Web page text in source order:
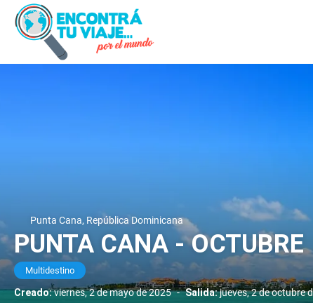
Punta Cana, República Dominicana
PUNTA CANA - OCTUBRE
Multidestino
Creado:viernes, 2 de mayo de 2025 - Salida:jueves, 2 de octubre